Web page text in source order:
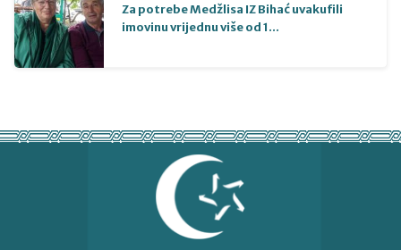
Za potrebe Medžlisa IZ Bihać uvakufili
imovinu vrijednu više od 1...